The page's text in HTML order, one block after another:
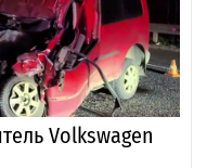
Volkswagen